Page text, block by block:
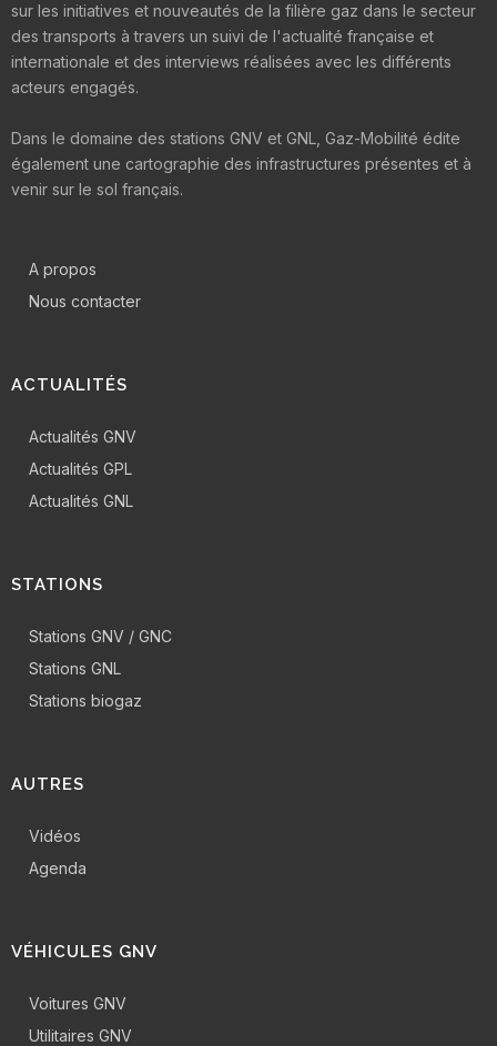
sur les initiatives et nouveautés de la filière gaz dans le secteur
des transports à travers un suivi de l'actualité française et
internationale et des interviews réalisées avec les différents
acteurs engagés.
Dans le domaine des stations GNV et GNL, Gaz-Mobilité édite
également une cartographie des infrastructures présentes et à
venir sur le sol français.
A propos
Nous contacter
ACTUALITÉS
Actualités GNV
Actualités GPL
Actualités GNL
STATIONS
Stations GNV / GNC
Stations GNL
Stations biogaz
AUTRES
Vidéos
Agenda
VÉHICULES GNV
Voitures GNV
Utilitaires GNV